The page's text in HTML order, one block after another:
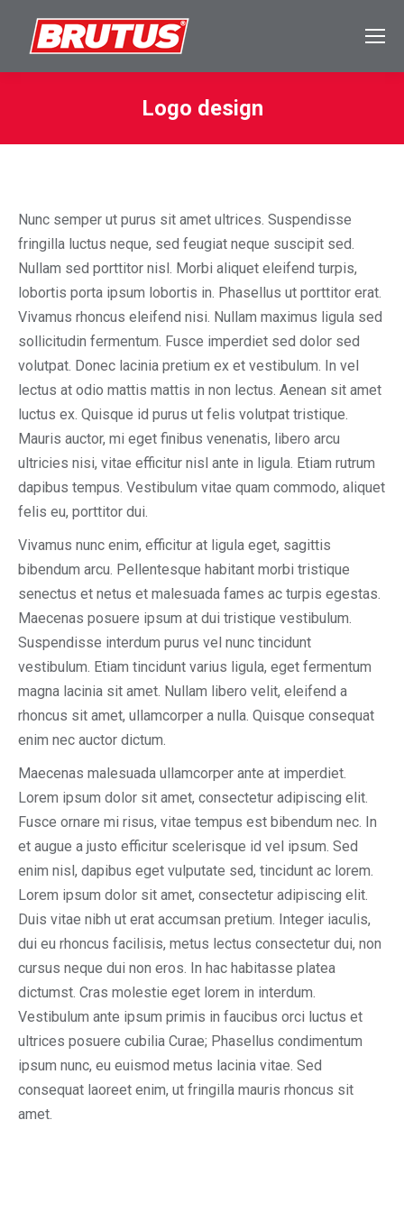
Logo design
Nunc semper ut purus sit amet ultrices. Suspendisse
fringilla luctus neque, sed feugiat neque suscipit sed.
Nullam sed porttitor nisl. Morbi aliquet eleifend turpis,
lobortis porta ipsum lobortis in. Phasellus ut porttitor erat.
Vivamus rhoncus eleifend nisi. Nullam maximus ligula sed
sollicitudin fermentum. Fusce imperdiet sed dolor sed
volutpat. Donec lacinia pretium ex et vestibulum. In vel
lectus at odio mattis mattis in non lectus. Aenean sit amet
luctus ex. Quisque id purus ut felis volutpat tristique.
Mauris auctor, mi eget finibus venenatis, libero arcu
ultricies nisi, vitae efficitur nisl ante in ligula. Etiam rutrum
dapibus tempus. Vestibulum vitae quam commodo, aliquet
felis eu, porttitor dui.
Vivamus nunc enim, efficitur at ligula eget, sagittis
bibendum arcu. Pellentesque habitant morbi tristique
senectus et netus et malesuada fames ac turpis egestas.
Maecenas posuere ipsum at dui tristique vestibulum.
Suspendisse interdum purus vel nunc tincidunt
vestibulum. Etiam tincidunt varius ligula, eget fermentum
magna lacinia sit amet. Nullam libero velit, eleifend a
rhoncus sit amet, ullamcorper a nulla. Quisque consequat
enim nec auctor dictum.
Maecenas malesuada ullamcorper ante at imperdiet.
Lorem ipsum dolor sit amet, consectetur adipiscing elit.
Fusce ornare mi risus, vitae tempus est bibendum nec. In
et augue a justo efficitur scelerisque id vel ipsum. Sed
enim nisl, dapibus eget vulputate sed, tincidunt ac lorem.
Lorem ipsum dolor sit amet, consectetur adipiscing elit.
Duis vitae nibh ut erat accumsan pretium. Integer iaculis,
dui eu rhoncus facilisis, metus lectus consectetur dui, non
cursus neque dui non eros. In hac habitasse platea
dictumst. Cras molestie eget lorem in interdum.
Vestibulum ante ipsum primis in faucibus orci luctus et
ultrices posuere cubilia Curae; Phasellus condimentum
ipsum nunc, eu euismod metus lacinia vitae. Sed
consequat laoreet enim, ut fringilla mauris rhoncus sit
amet.